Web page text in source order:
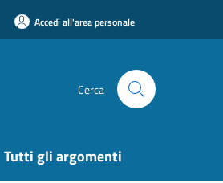
Accedi all'area personale
Cerca
Tutti gli argomenti